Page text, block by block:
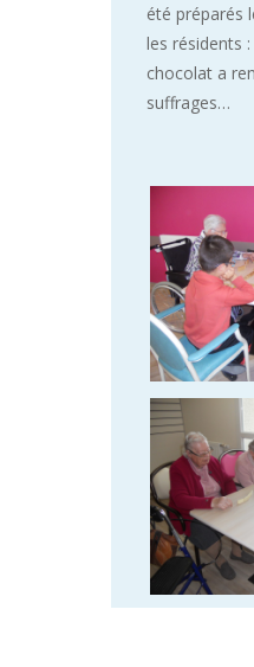
été préparés
les résidents
chocolat a
suffrages…